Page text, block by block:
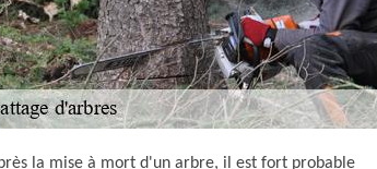
la mise à mort d'un arbre, il est fort probable